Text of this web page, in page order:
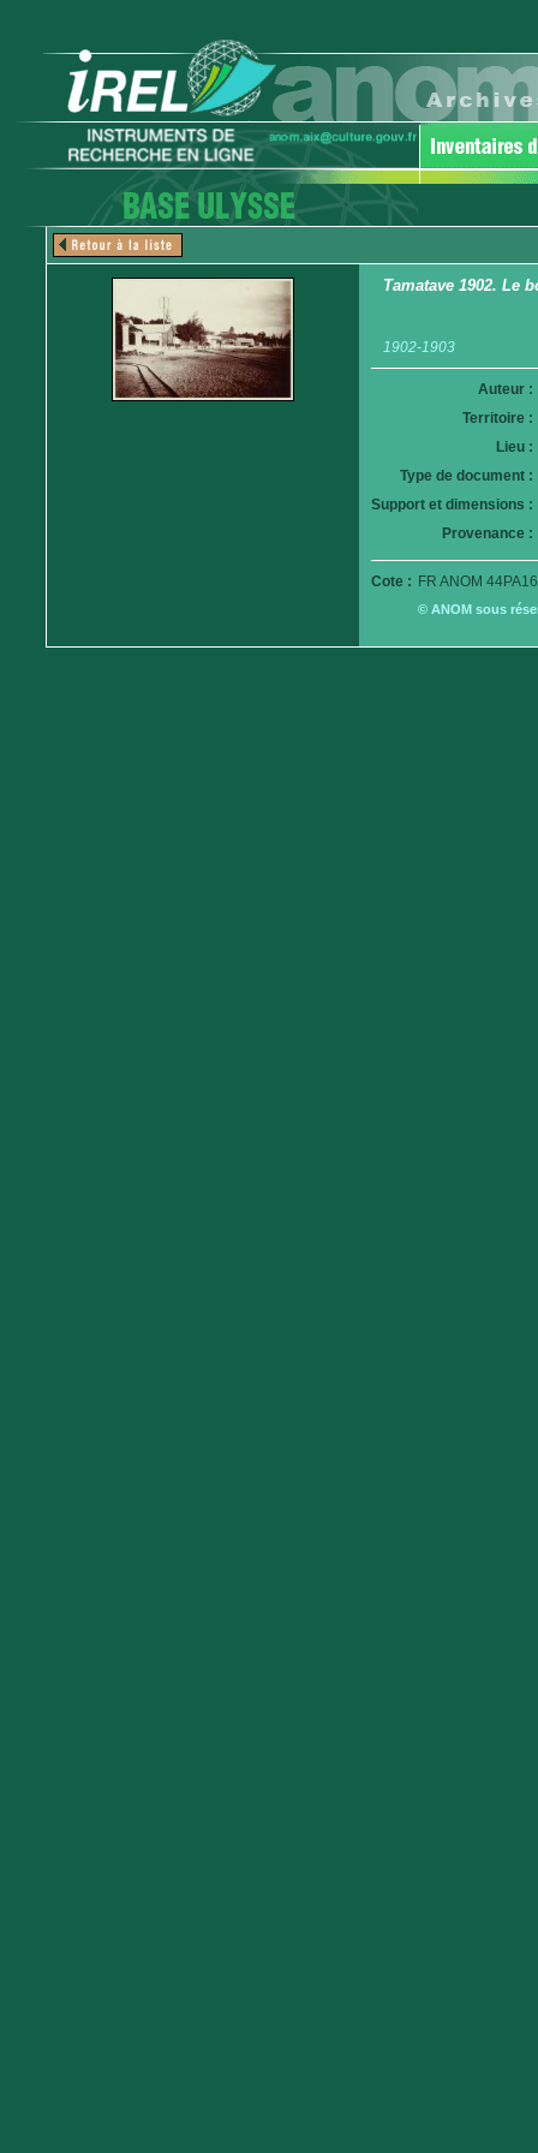
Tamatave 1902. Le
1902-1903
Auteur :
Territoire :
Lieu :
Type de document :
Support et dimensions :
Provenance :
Cote : FR ANOM
© ANOM sous